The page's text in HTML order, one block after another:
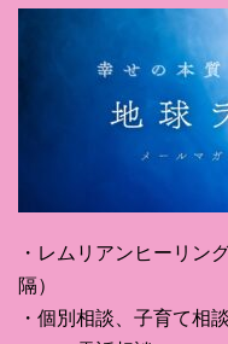
・レムリアンヒーリン
隔）
・個別相談、子育て相